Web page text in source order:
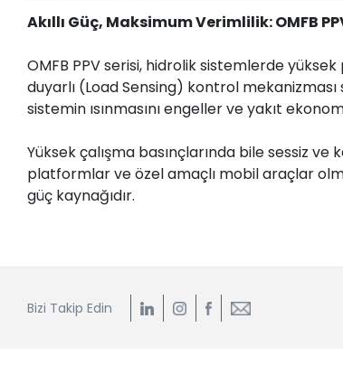
Akıllı Güç, Maksimum Verimlilik: OMFB
​OMFB PPV serisi, hidrolik sistemlerde
duyarlı (Load Sensing) kontrol
sistemin ısınmasını engeller ve yakıt
​Yüksek çalışma basınçlarında bile sessiz
platformlar ve özel amaçlı mobil araçlar
güç kaynağıdır.
Bizi Takip Edin